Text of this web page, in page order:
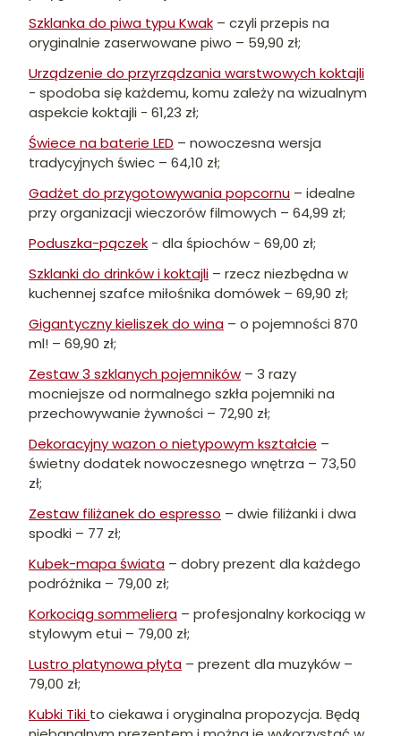
Szklanka do piwa typu Kwak – czyli przepis na
oryginalnie zaserwowane piwo – 59,90 zł;
Urządzenie do przyrządzania warstwowych koktajli
- spodoba się każdemu, komu zależy na wizualnym
aspekcie koktajli - 61,23 zł;
Świece na baterie LED – nowoczesna wersja
tradycyjnych świec – 64,10 zł;
Gadżet do przygotowywania popcornu – idealne
przy organizacji wieczorów filmowych – 64,99 zł;
Poduszka-pączek - dla śpiochów - 69,00 zł;
Szklanki do drinków i koktajli – rzecz niezbędna w
kuchennej szafce miłośnika domówek – 69,90 zł;
Gigantyczny kieliszek do wina – o pojemności 870
ml! – 69,90 zł;
Zestaw 3 szklanych pojemników – 3 razy
mocniejsze od normalnego szkła pojemniki na
przechowywanie żywności – 72,90 zł;
Dekoracyjny wazon o nietypowym kształcie –
świetny dodatek nowoczesnego wnętrza – 73,50
zł;
Zestaw filiżanek do espresso – dwie filiżanki i dwa
spodki – 77 zł;
Kubek-mapa świata – dobry prezent dla każdego
podróżnika – 79,00 zł;
Korkociąg sommeliera – profesjonalny korkociąg w
stylowym etui – 79,00 zł;
Lustro platynowa płyta – prezent dla muzyków –
79,00 zł;
Kubki Tiki to ciekawa i oryginalna propozycja. Będą